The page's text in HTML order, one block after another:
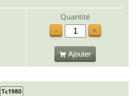
Quantité
-
+
Ajouter
Tc1980